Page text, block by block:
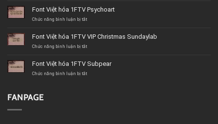
hóa
1FTV
Beach
Font Việt hóa 1FTV Psychoart
Chức năng bình luận bị tắtở
hóa
1FTV
Font Việt hóa 1FTV VIP Christmas Sundaylab
Chức năng bình luận bị tắtở
hóa
1FTV
Font Việt hóa 1FTV Subpear
Chức năng bình luận bị tắtở
FANPAGE